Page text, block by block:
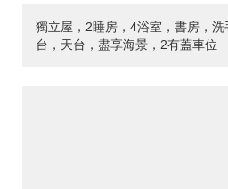
獨立屋，2睡房，4浴室，書房，
台，天台，盡享海景，2有蓋車位